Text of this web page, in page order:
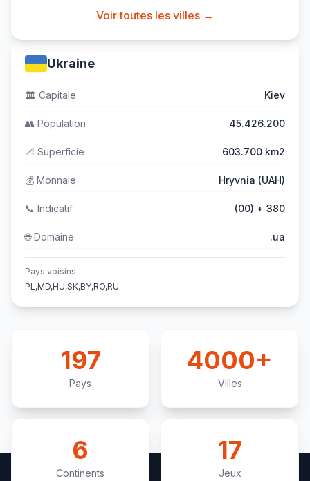
Voir toutes les villes →
Ukraine
🏛️ Capitale Kiev
👥 Population 45.426.200
📐 Superficie 603.700 km2
💰 Monnaie Hryvnia (UAH)
📞 Indicatif (00) + 380
🌐Domaine .ua
Pays voisins
PL,MD,HU,SK,BY,RO,RU
197
Pays
4000+
Villes
6
Continents
17
Jeux